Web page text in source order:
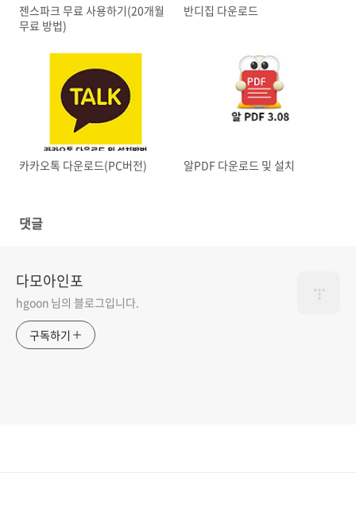
젠스파크 무료 사용하기(20개월
무료 방법)
반디집 다운로드
카카오톡 다운로드(PC버전) 알PDF 다운로드 및 설치
댓글
다모아인포
hgoon 님의 블로그입니다.
구독하기